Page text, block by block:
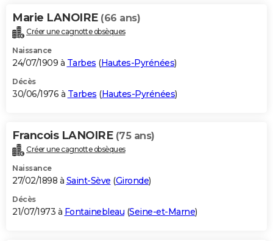
Marie LANOIRE (66 ans)
Créer une cagnotte obsèques
Naissance
24/07/1909 à Tarbes (Hautes-Pyrénées)
Décès
30/06/1976 à Tarbes (Hautes-Pyrénées)
Francois LANOIRE (75 ans)
Créer une cagnotte obsèques
Naissance
27/02/1898 à Saint-Sève (Gironde)
Décès
21/07/1973 à Fontainebleau (Seine-et-Marne)